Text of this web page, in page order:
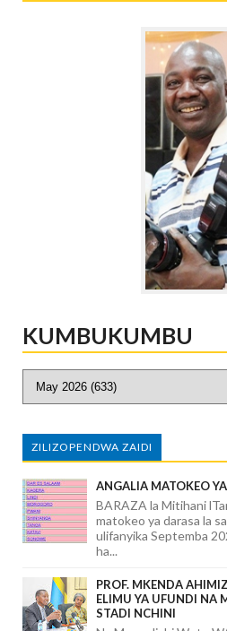
KUMBUKUMBU
ZILIZOPENDWA ZAIDI
ANGALIA MATOKEO
BARAZA la Mitihani
matokeo ya darasa la
ulifanyika Septemba
ha...
PROF. MKENDA
ELIMU YA UFUNDI NA
STADI NCHINI